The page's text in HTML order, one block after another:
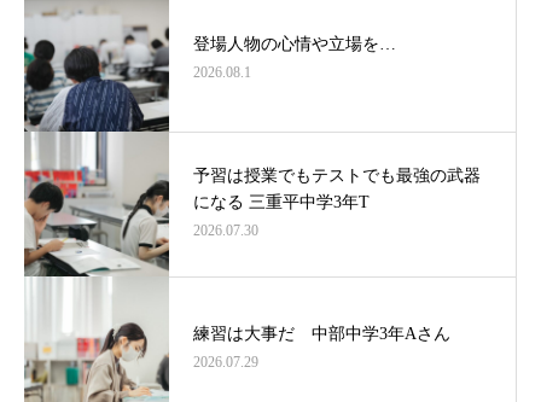
登場人物の心情や立場を…
2026.08.1
予習は授業でもテストでも最強の武器
になる 三重平中学3年T
2026.07.30
練習は大事だ 中部中学3年Aさん
2026.07.29